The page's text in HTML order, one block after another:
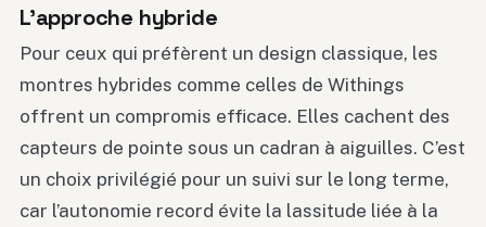
L’approche hybride
Pour ceux qui préfèrent un design classique, les
montres hybrides comme celles de Withings
offrent un compromis efficace. Elles cachent des
capteurs de pointe sous un cadran à aiguilles. C’est
un choix privilégié pour un suivi sur le long terme,
car l’autonomie record évite la lassitude liée à la